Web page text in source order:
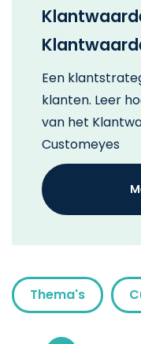
Een
klanten. Leer
van het
Customeyes
Thema's